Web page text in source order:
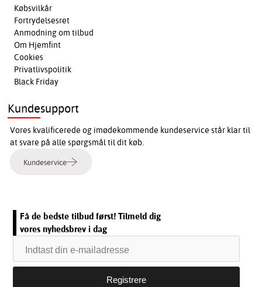
Købsvilkår
Fortrydelsesret
Anmodning om tilbud
Om Hjemfint
Cookies
Privatlivspolitik
Black Friday
Kundesupport
Vores kvalificerede og imødekommende kundeservice står klar til
at svare på alle spørgsmål til dit køb.
Kundeservice
Få de bedste tilbud først! Tilmeld dig
vores nyhedsbrev i dag